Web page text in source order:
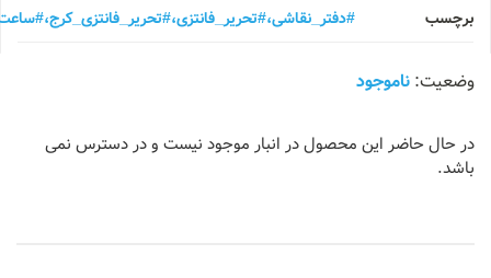
#دفتر_نقاشی،#تحریر_فانتزی،#تحریر_فانتزی_کرج،#ساعت_پاستلی
ناموجود
حاضر این محصول در انبار موجود نیست و در دسترس نمی